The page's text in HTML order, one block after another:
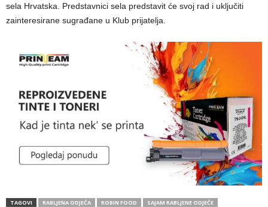
sela Hrvatska. Predstavnici sela predstavit će svoj rad i uključiti
zainteresirane sugrađane u Klub prijatelja.
TAGOVI RABLJENA ODJEĆA ROBIN FOOD
SAJAM RABLJENE ODJEĆE